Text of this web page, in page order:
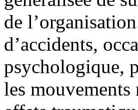
de
d’accidents,
psychologique,
les mouvements